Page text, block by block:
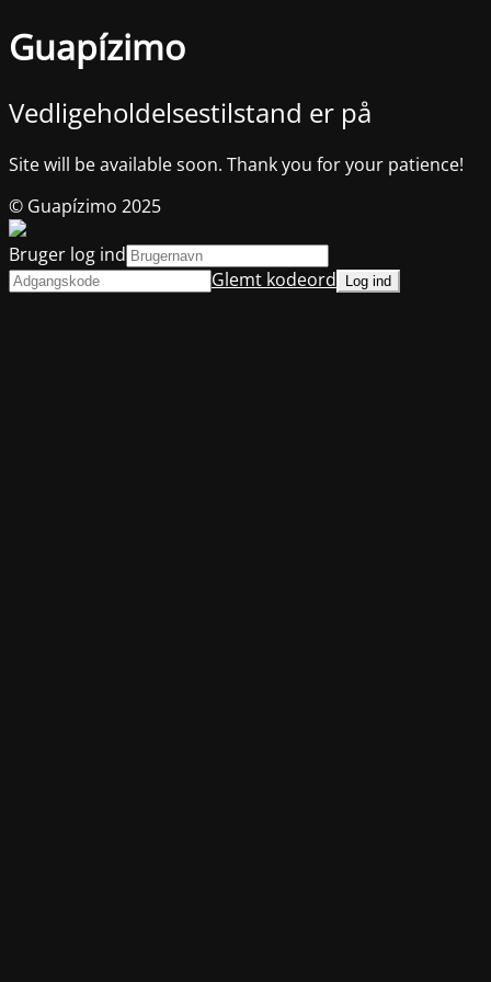
Guapízimo
Vedligeholdelsestilstand er på
Site will be available soon. Thank you for your patience!
© Guapízimo 2025
Bruger log ind
Glemt kodeord